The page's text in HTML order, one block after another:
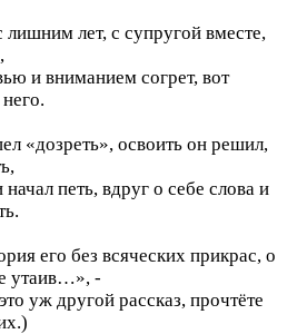
лет, с супругой вместе,
и вниманием согрет, вот
«дозреть», освоить он решил,
петь, вдруг о себе слова и
его без всяческих прикрас, о
утаив…», -
уж другой рассказ, прочтёте